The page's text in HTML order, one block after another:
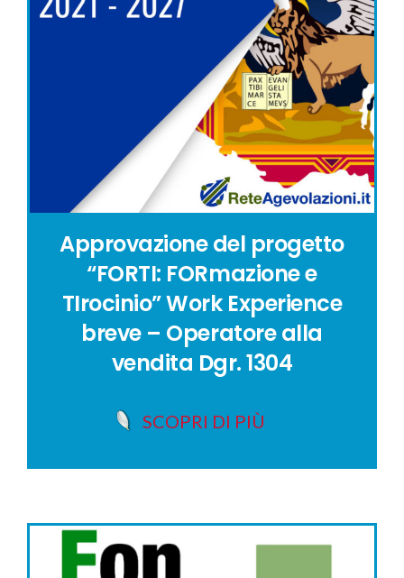
Approvazione del progetto
“FORTI: FORmazione e
TIrocinio” Work Experience
breve – Operatore alla
vendita Dgr. 1304
SCOPRI DI PIÙ